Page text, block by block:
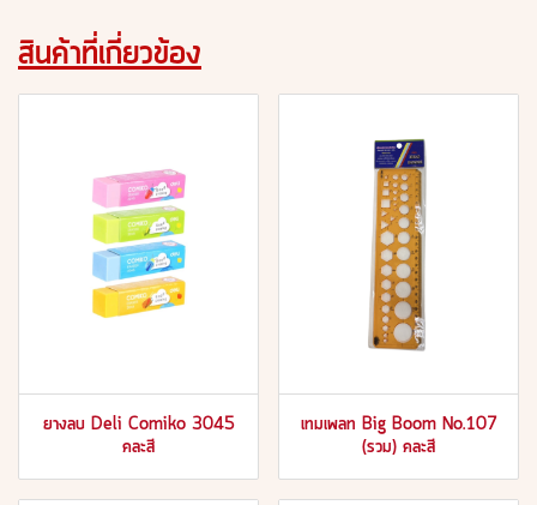
สินค้าที่เกี่ยวข้อง
ยางลบ Deli Comiko 3045
คละสี
เทมเพลท Big Boom No.107
(รวม) คละสี